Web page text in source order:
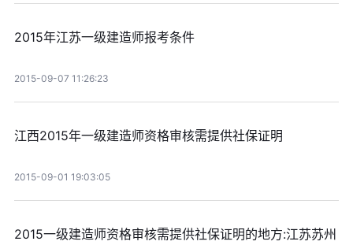
2015年江苏一级建造师报考条件
2015-09-07 11:26:23
江西2015年一级建造师资格审核需提供社保证明
2015-09-01 19:03:05
2015一级建造师资格审核需提供社保证明的地方:江苏苏州